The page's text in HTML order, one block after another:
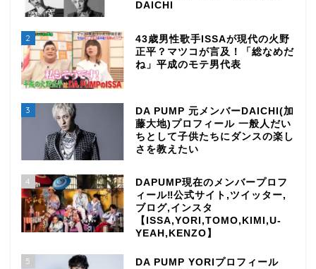
DAICHI
2
43歳男性歌手ISSAが現代の火野
正平？マツコが言及！「総なめだ
ね」平成のモテ男代表
3
DA PUMP 元メンバーDAICHI(加
藤大地)プロフィール 一般人だい
ちとして子供たちにダンスの楽し
さを教えたい
4
DAPUMP現在のメンバープロフ
ィール‼公式サイト,ツイッター,
ブログ,インスタ
【ISSA,YORI,TOMO,KIMI,U-
YEAH,KENZO】
5
DA PUMP YORIプロフィール